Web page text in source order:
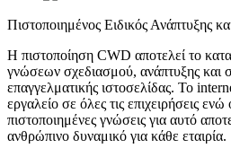
Πιστοποιημένος Ειδικός Ανάπτυξης
Η πιστοποίηση CWD αποτελεί το
γνώσεων σχεδιασμού, ανάπτυξης και
επαγγελματικής ιστοσελίδας. Το
εργαλείο σε όλες τις επιχειρήσεις
πιστοποιημένες γνώσεις για αυτό
ανθρώπινο δυναμικό για κάθε εταιρία.